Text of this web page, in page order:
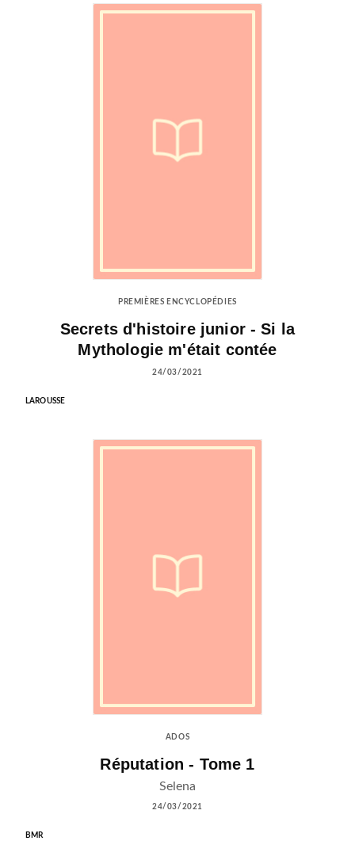
PREMIÈRES ENCYCLOPÉDIES
Secrets d'histoire junior - Si la
Mythologie m'était contée
24/03/2021
LAROUSSE
ADOS
Réputation - Tome 1
Selena
24/03/2021
BMR